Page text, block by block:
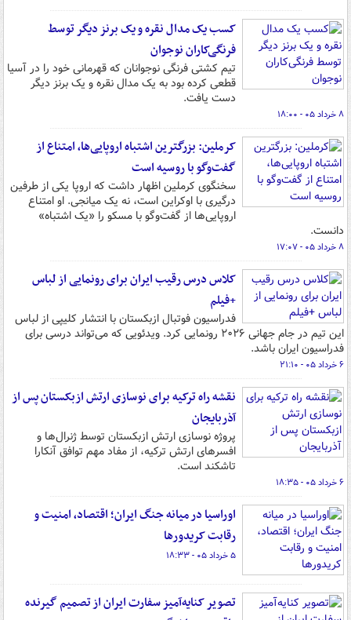
کسب یک مدال نقره و یک برنز دیگر توسط
فرنگی‌کاران نوجوان
تیم کشتی فرنگی نوجوانان که قهرمانی خود را در آسیا
قطعی کرده بود به یک مدال نقره و یک برنز دیگر
دست یافت.
۸ خرداد ۰۵ - ۱۸:۰۰
کرملین: بزرگترین اشتباه اروپایی‌ها، امتناع از
گفت‌وگو با روسیه است
سخنگوی کرملین اظهار داشت که اروپا یکی از طرفین
درگیری با اوکراین است، نه یک میانجی. او امتناع
اروپایی‌ها از گفت‌وگو با مسکو را «یک اشتباه»
دانست.
۸ خرداد ۰۵ - ۱۷:۰۷
کلاس درس رقیب ایران برای رونمایی از لباس
+فیلم
فدراسیون فوتبال ازبکستان با انتشار کلیپی از لباس
این تیم در جام جهانی ۲۰۲۶ رونمایی کرد. ویدئویی که می‌تواند درسی برای
فدراسیون ایران باشد.
۶ خرداد ۰۵ - ۲۱:۱۰
نقشه راه ترکیه برای نوسازی ارتش ازبکستان پس از
آذربایجان
پروژه نوسازی ارتش ازبکستان توسط ژنرال‌ها و
افسرهای ارتش ترکیه، از مفاد مهم توافق آنکارا
تاشکند است.
۶ خرداد ۰۵ - ۱۸:۳۵
اوراسیا در میانه جنگ ایران؛ اقتصاد، امنیت و
رقابت کریدورها
۵ خرداد ۰۵ - ۱۸:۳۳
تصویر کنایه‌آمیز سفارت ایران از تصمیم گیرنده